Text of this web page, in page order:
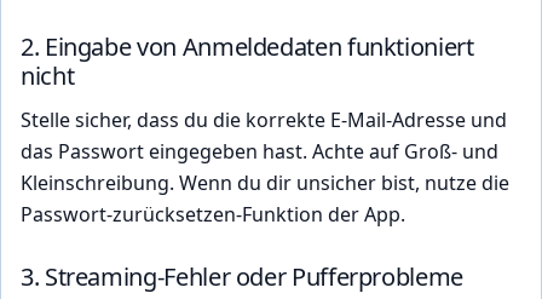
2. Eingabe von Anmeldedaten funktioniert
nicht
Stelle sicher, dass du die korrekte E-Mail-Adresse und
das Passwort eingegeben hast. Achte auf Groß- und
Kleinschreibung. Wenn du dir unsicher bist, nutze die
Passwort-zurücksetzen-Funktion der App.
3. Streaming-Fehler oder Pufferprobleme